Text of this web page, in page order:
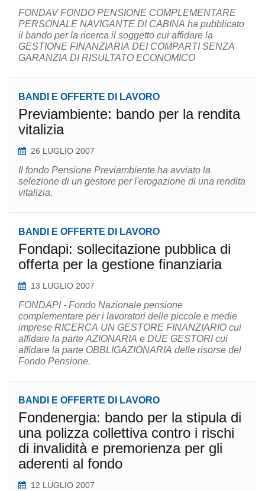
FONDAV FONDO PENSIONE COMPLEMENTARE
PERSONALE NAVIGANTE DI CABINA ha pubblicato
il bando per la ricerca il soggetto cui affidare la
GESTIONE FINANZIARIA DEI COMPARTI SENZA
GARANZIA DI RISULTATO ECONOMICO
BANDI E OFFERTE DI LAVORO
Previambiente: bando per la rendita
vitalizia
26 LUGLIO 2007
Il fondo Pensione Previambiente ha avviato la
selezione di un gestore per l'erogazione di una rendita
vitalizia.
BANDI E OFFERTE DI LAVORO
Fondapi: sollecitazione pubblica di
offerta per la gestione finanziaria
13 LUGLIO 2007
FONDAPI - Fondo Nazionale pensione
complementare per i lavoratori delle piccole e medie
imprese RICERCA UN GESTORE FINANZIARIO cui
affidare la parte AZIONARIA e DUE GESTORI cui
affidare la parte OBBLIGAZIONARIA delle risorse del
Fondo Pensione.
BANDI E OFFERTE DI LAVORO
Fondenergia: bando per la stipula di
una polizza collettiva contro i rischi
di invalidità e premorienza per gli
aderenti al fondo
12 LUGLIO 2007